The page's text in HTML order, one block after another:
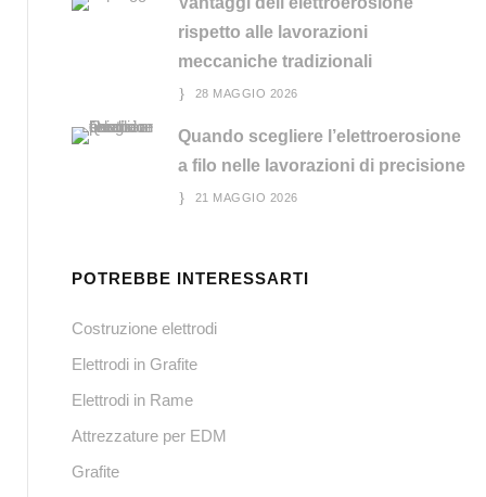
rispetto alle lavorazioni
meccaniche tradizionali
28 MAGGIO 2026
Quando scegliere l’elettroerosione
a filo nelle lavorazioni di precisione
21 MAGGIO 2026
POTREBBE INTERESSARTI
Costruzione elettrodi
Elettrodi in Grafite
Elettrodi in Rame
Attrezzature per EDM
Grafite